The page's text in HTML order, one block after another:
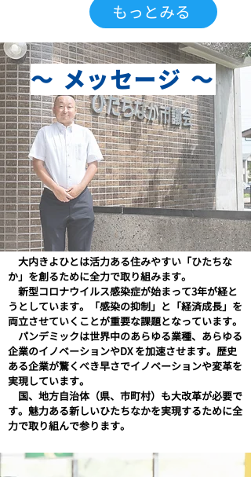
もっとみる
～ メッセージ ～
大内きよひとは活力ある住みやすい「ひたちな
か」を創るために全力で取り組みます。
新型コロナウイルス感染症が始まって3年が経と
うとしています。「感染の抑制」と「経済成長」を
両立させていくことが重要な課題となっています。
パンデミックは世界中のあらゆる業種、あらゆる
企業のイノベーションやDX を加速させます。歴史
ある企業が驚くべき早さでイノベーションや変革を
実現しています。
国、地方自治体（県、市町村）も大改革が必要で
す。魅力ある新しいひたちなかを実現するために全
力で取り組んで参ります。